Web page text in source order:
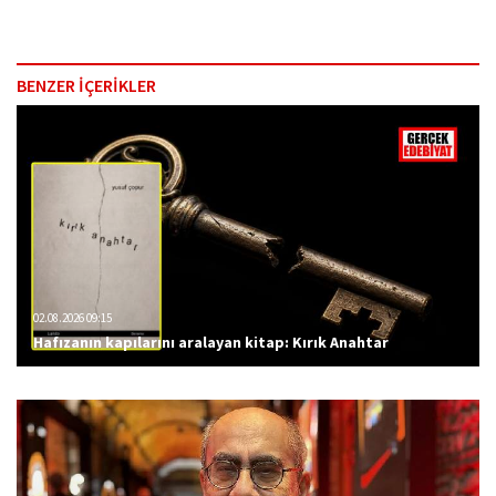
BENZER İÇERİKLER
02.08.2026 09:15
Hafızanın kapılarını aralayan kitap: Kırık Anahtar